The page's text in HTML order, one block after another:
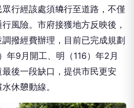
行經該處須繞行至道路，不僅
風險。市府接獲地方反映後，
撥經費辦理，目前已完成規劃
年9月開工、明（116）年2月
後一段缺口，提供市民更安
休憩動線。